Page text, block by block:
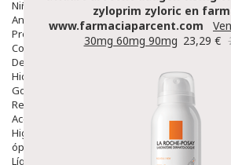
Niños
Antipiojos
Protección Solar
Complementos Alimentarios
Dentales
Hidratantes
Golpes Y Hematomas
Repelentes De Mosquitos
Accesorios
Higiene
óptica
Líquidos Lentillas
zyloprim zyloric en
www.farmaciaparcent.com
30mg 60mg 90mg 23,29 €